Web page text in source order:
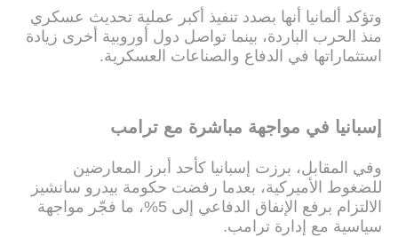
وتؤكد ألمانيا أنها بصدد تنفيذ أكبر عملية تحديث عسكري
منذ الحرب الباردة، بينما تواصل دول أوروبية أخرى زيادة
استثماراتها في الدفاع والصناعات العسكرية.
إسبانيا في مواجهة مباشرة مع ترامب
وفي المقابل، برزت إسبانيا كأحد أبرز المعارضين
للضغوط الأميركية، بعدما رفضت حكومة بيدرو سانشيز
الالتزام برفع الإنفاق الدفاعي إلى 5%، ما فجّر مواجهة
سياسية مع إدارة ترامب.